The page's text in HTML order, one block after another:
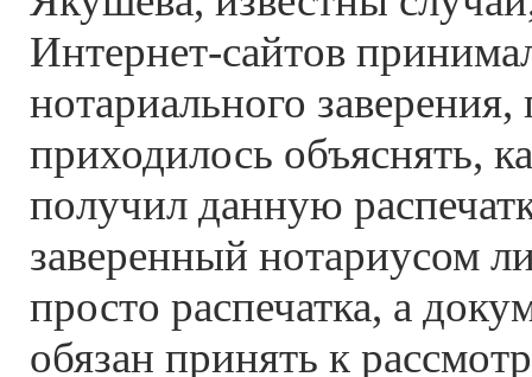
Интернет-сайтов
нотариального
приходилось объяснять,
получил данную
заверенный нотариусом
просто распечатка, а
обязан принять к